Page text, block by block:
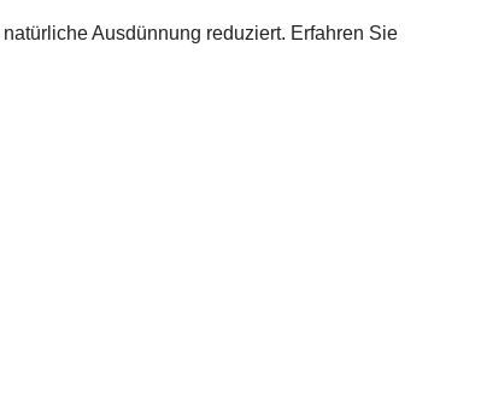
Ausdünnung reduziert. Erfahren Sie